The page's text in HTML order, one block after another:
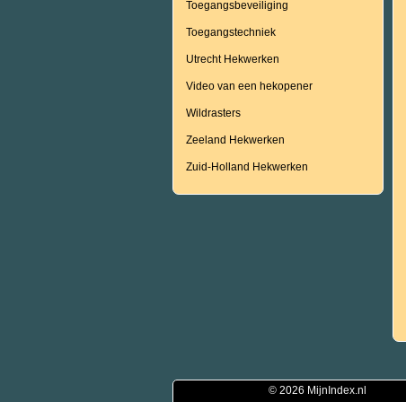
Toegangsbeveiliging
Toegangstechniek
Utrecht Hekwerken
Video van een hekopener
Wildrasters
Zeeland Hekwerken
Zuid-Holland Hekwerken
© 2026 MijnIndex.nl